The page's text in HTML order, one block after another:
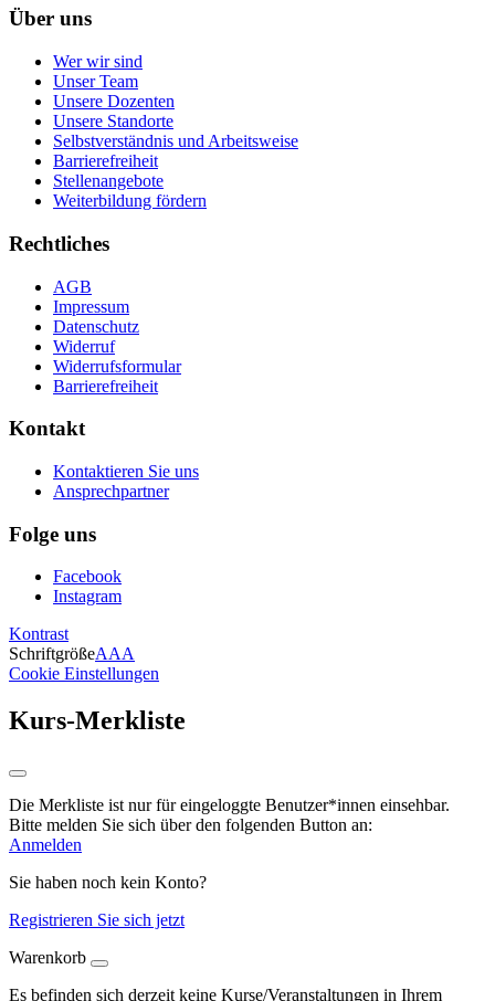
Über uns
Wer wir sind
Unser Team
Unsere Dozenten
Unsere Standorte
Selbstverständnis und Arbeitsweise
Barrierefreiheit
Stellenangebote
Weiterbildung fördern
Rechtliches
AGB
Impressum
Datenschutz
Widerruf
Widerrufsformular
Barrierefreiheit
Kontakt
Kontaktieren Sie uns
Ansprechpartner
Folge uns
Facebook
Instagram
Kontrast
SchriftgrößeAAA
Cookie Einstellungen
Kurs-Merkliste
Die Merkliste ist nur für eingeloggte Benutzer*innen einsehbar.
Bitte melden Sie sich über den folgenden Button an:
Anmelden
Sie haben noch kein Konto?
Registrieren Sie sich jetzt
Warenkorb
Es befinden sich derzeit keine Kurse/Veranstaltungen in Ihrem